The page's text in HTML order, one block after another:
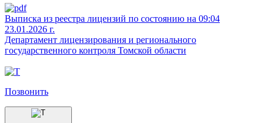
Выписка из реестра лицензий по состоянию на 09:04
23.01.2026 г.
Департамент лицензирования и регионального
государственного контроля Томской области
Позвонить